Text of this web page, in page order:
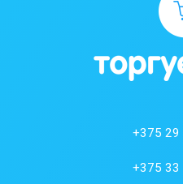
+375 29
+375 33